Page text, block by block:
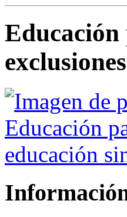
Educación
exclusiones